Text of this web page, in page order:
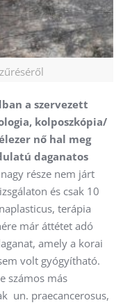
a szervezett
kolposzkópia/
nő hal meg
daganatos
része nem járt
és csak 10
terápia
már áttétet adó
amely a korai
volt gyógyítható.
számos más
un. praecancerosus,